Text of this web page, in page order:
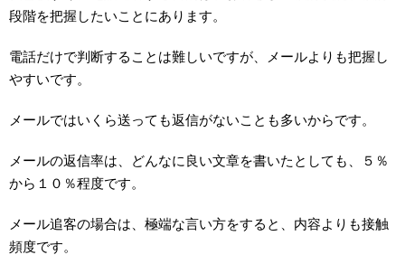
段階を把握したいことにあります。
電話だけで判断することは難しいですが、メールよりも把握し
やすいです。
メールではいくら送っても返信がないことも多いからです。
メールの返信率は、どんなに良い文章を書いたとしても、５％
から１０％程度です。
メール追客の場合は、極端な言い方をすると、内容よりも接触
頻度です。